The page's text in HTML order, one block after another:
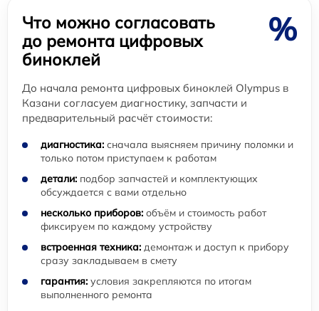
Что можно согласовать
до ремонта цифровых
биноклей
%
До начала ремонта цифровых биноклей Olympus в
Казани согласуем диагностику, запчасти и
предварительный расчёт стоимости:
диагностика: сначала выясняем причину поломки и
только потом приступаем к работам
детали: подбор запчастей и комплектующих
обсуждается с вами отдельно
несколько приборов: объём и стоимость работ
фиксируем по каждому устройству
встроенная техника: демонтаж и доступ к прибору
сразу закладываем в смету
гарантия: условия закрепляются по итогам
выполненного ремонта